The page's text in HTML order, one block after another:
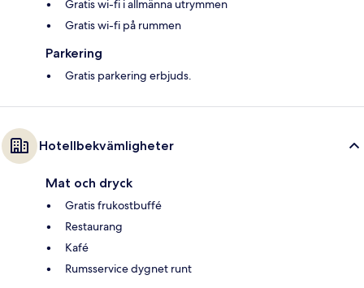
Gratis wi-fi i allmänna utrymmen
Gratis wi-fi på rummen
Parkering
Gratis parkering erbjuds.
Hotellbekvämligheter
Mat och dryck
Gratis frukostbuffé
Restaurang
Kafé
Rumsservice dygnet runt